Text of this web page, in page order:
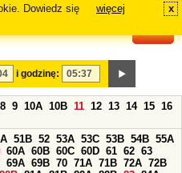
Dowiedz się
więcej x
i godzinę:
8 9 10A 10B 11 12 13 14 15 16
51B 52 53A 53C 53B 54B 55A
60A 60B 60C 60D 61 62 63
69A 69B 70 71A 71B 72A 72B